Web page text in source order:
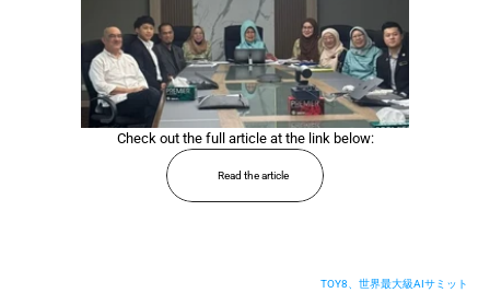
Check out the full article at the link below:
Read the article
TOY8、世界最大級AIサミット